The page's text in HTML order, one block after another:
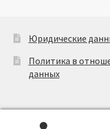
Юридические
Политика в
данных